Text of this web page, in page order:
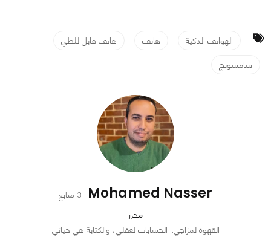
الهواتف الذكية هاتف
هاتف قابل للطي
سامسونج
Mohamed Nasser 3 متابع
محرر
القهوة لمزاجي.. الحسابات لعقلي، والكتابة هي حياتي